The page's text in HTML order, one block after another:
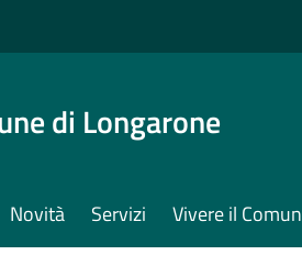
di Longarone
Novità Servizi Vivere il